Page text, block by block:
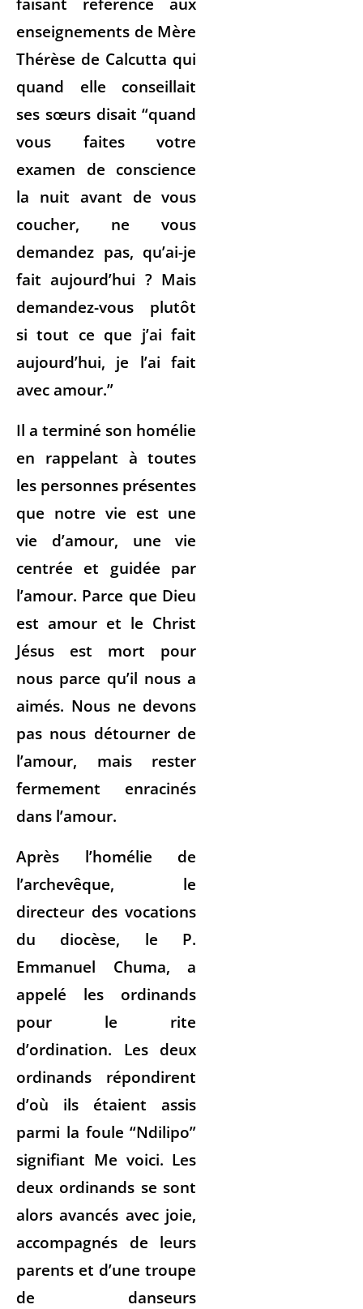
enseignements de Mère
Thérèse de Calcutta qui
quand elle conseillait
ses sœurs disait “quand
vous faites votre
examen de conscience
la nuit avant de vous
coucher, ne vous
demandez pas, qu’ai-je
fait aujourd’hui ? Mais
demandez-vous plutôt
si tout ce que j’ai fait
aujourd’hui, je l’ai fait
avec amour.”
Il a terminé son homélie
en rappelant à toutes
les personnes présentes
que notre vie est une
vie d’amour, une vie
centrée et guidée par
l’amour. Parce que Dieu
est amour et le Christ
Jésus est mort pour
nous parce qu’il nous a
aimés. Nous ne devons
pas nous détourner de
l’amour, mais rester
fermement enracinés
dans l’amour.
Après l’homélie de
l’archevêque, le
directeur des vocations
du diocèse, le P.
Emmanuel Chuma, a
appelé les ordinands
pour le rite
d’ordination. Les deux
ordinands répondirent
d’où ils étaient assis
parmi la foule “Ndilipo”
signifiant Me voici. Les
deux ordinands se sont
alors avancés avec joie,
accompagnés de leurs
parents et d’une troupe
de danseurs